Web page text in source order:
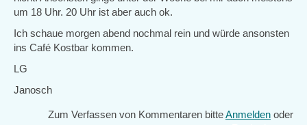
um 18 Uhr. 20 Uhr ist aber auch ok.
Ich schaue morgen abend nochmal rein und würde ansonsten
ins Café Kostbar kommen.
LG
Janosch
Zum Verfassen von Kommentaren bitteAnmelden oder